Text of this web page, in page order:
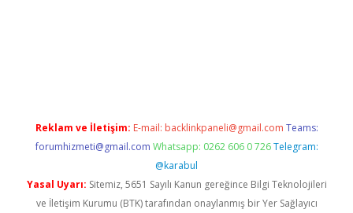
Reklam ve İletişim: E-mail: backlinkpaneli@gmail.com Teams:
forumhizmeti@gmail.com Whatsapp: 0262 606 0 726 Telegram:
@karabul
Yasal Uyarı: Sitemiz, 5651 Sayılı Kanun gereğince Bilgi Teknolojileri
ve İletişim Kurumu (BTK) tarafından onaylanmış bir Yer Sağlayıcı